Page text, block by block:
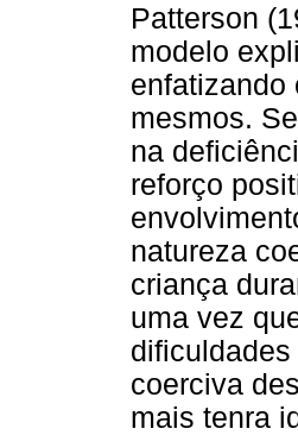
Patterson
modelo
enfatizando
mesmos.
na
reforço
natureza
criança
uma vez
coerciva
mais tenra